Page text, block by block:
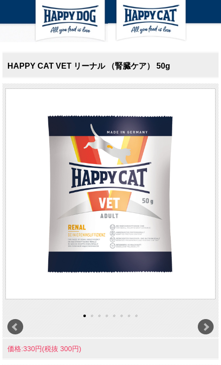
HAPPY CAT VET リーナル （腎臓ケア） 50g
価格:330円(税抜 300円)